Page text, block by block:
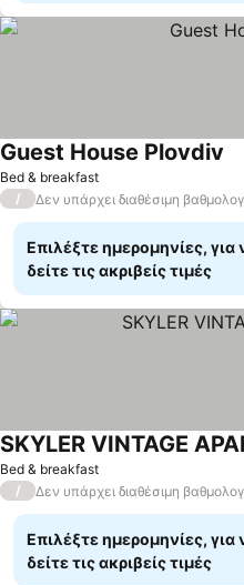
Bed & breakfast
Guest House Plovdiv
/ Δεν υπάρχει διαθέσιμη
Επιλέξτε ημερομηνίες, για
δείτε τις ακριβείς τιμές
Bed & breakfast
SKYLER VINTAGE
/ Δεν υπάρχει διαθέσιμη
Επιλέξτε ημερομηνίες, για
δείτε τις ακριβείς τιμές